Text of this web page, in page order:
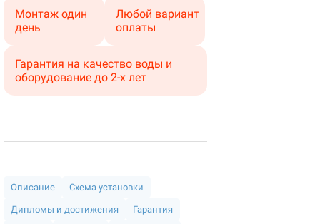
Монтаж один
день
Любой вариант
оплаты
Гарантия на качество воды и
оборудование до 2-х лет
Описание Схема установки
Дипломы и достижения Гарантия